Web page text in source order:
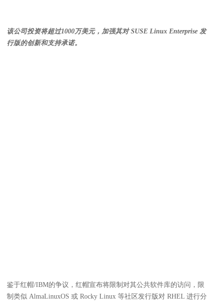
该公司投资将超过1000万美元，加强其对 SUSE Linux Enterprise 发
行版的创新和支持承诺。
鉴于红帽/IBM的争议，红帽宣布将限制对其公共软件库的访问，限
制类似 AlmaLinuxOS 或 Rocky Linux 等社区发行版对 RHEL 进行分